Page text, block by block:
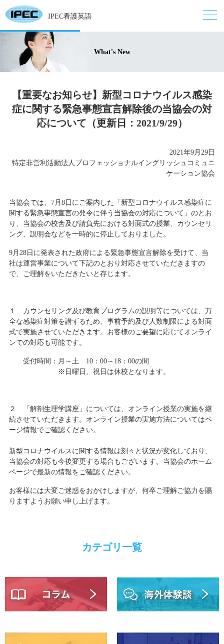
IPEC看護英語
What's New
【重要なお知らせ】新型コロナウイルス感染
症に関する緊急事態宣言解除後の当協会の対
応について（更新日：2021/9/29）
2021年9月29日
特定非営利活動法人プロフェッショナルイングリッシュコミュニ
ケーション協会
当協会では、7月8日にご案内した「新型コロナウイルス感染症に
関する緊急事態宣言の発令に伴う当協会の対応について」のとお
り、当協会の校舎及び請負先における対面式の授業、カウンセリ
ング、説明会などを一時的に停止しておりました。
9月28日に発表された政府による緊急事態宣言解除を受けて、当
社は運営事業について下記のとおり対応させていただきますの
で、ご理解をいただきたいと存じます。
１ カウンセリング及び教育プログラムの説明等については、万
全な感染症対策を講ずるため、事前予約及び人数制限による対面
式で実施させていただきます。お客様のご要望に応じてオンライ
ンでの対応も可能です。
受付時間：月～土 10：00～18：00の間
※日曜日、祝日は休校となります。
２ 「解剖生理学講座」については、オンライン授業の実施を継
続させていただきます。オンライン授業の実施方法についてはペ
ージ情報でご確認ください。
新型コロナウイルスに関する情報は刻々と状況が変化しており、
当協会の対応も今後変更する場合もございます。当協会のホーム
ページで最新の情報をご確認ください。
お客様には大変ご迷惑をおかけしますが、何卒ご理解ご協力を賜
りますようお願い申し上げます。
カテゴリ一覧